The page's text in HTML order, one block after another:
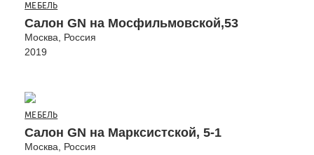
МЕБЕЛЬ
Салон GN на Мосфильмовской,53
Москва, Россия
2019
МЕБЕЛЬ
Салон GN на Марксистской, 5-1
Москва, Россия